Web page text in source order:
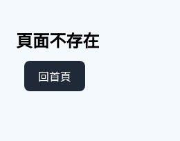
頁面不存在
回首頁